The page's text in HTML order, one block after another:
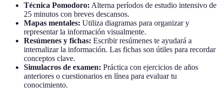
Técnica Pomodoro: Alterna períodos de estudio intensivo de
25 minutos con breves descansos.
Mapas mentales: Utiliza diagramas para organizar y
representar la información visualmente.
Resúmenes y fichas: Escribir resúmenes te ayudará a
internalizar la información. Las fichas son útiles para recordar
conceptos clave.
Simulacros de examen: Práctica con ejercicios de años
anteriores o cuestionarios en línea para evaluar tu
conocimiento.